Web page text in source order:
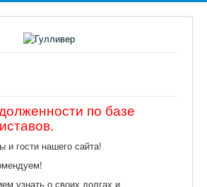
по базе
и гости нашего сайта!
узнать о своих долгах и